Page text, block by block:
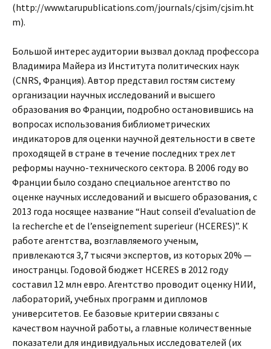
(http://www.tarupublications.com/journals/cjsim/cjsim.ht
m).
Большой интерес аудитории вызвал доклад профессора
Владимира Майера из Института политических наук
(CNRS, Франция). Автор представил гостям систему
организации научных исследований и высшего
образования во Франции, подробно остановившись на
вопросах использования библиометрических
индикаторов для оценки научной деятельности в свете
проходящей в стране в течение последних трех лет
реформы научно-технического сектора. В 2006 году во
Франции было создано специальное агентство по
оценке научных исследований и высшего образования, с
2013 года носящее название “Haut conseil d’evaluation de
la recherche et de l’enseignement superieur (HCERES)”. К
работе агентства, возглавляемого ученым,
привлекаются 3,7 тысячи экспертов, из которых 20% —
иностранцы. Годовой бюджет HCERES в 2012 году
составил 12 млн евро. Агентство проводит оценку НИИ,
лабораторий, учебных программ и дипломов
университетов. Ее базовые критерии связаны с
качеством научной работы, а главные количественные
показатели для индивидуальных исследователей (их